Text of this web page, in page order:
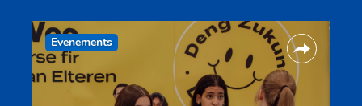
Evenements